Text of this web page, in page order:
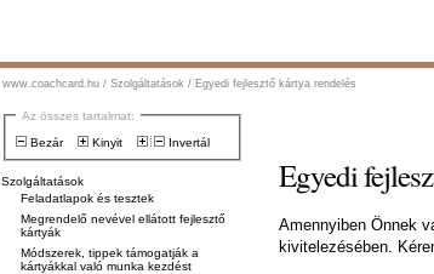
www.coachcard.hu / Szolgáltatások / Egyedi fejlesztő kártya rendelés
Az összes tartalmat:
Bezár
Kinyit Invertál
Szolgáltatások
Feladatlapok és tesztek
Megrendelő nevével ellátott fejlesztő
kártyák
Módszerek, tippek támogatják a
kártyákkal való munka kezdést
Egyedi
Amennyiben Önnek
kivitelezésében.